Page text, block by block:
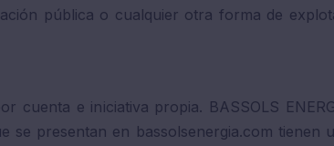
pública o cualquier otra forma de
cuenta e iniciativa propia. BASSOLS
se presentan en bassolsenergia.com